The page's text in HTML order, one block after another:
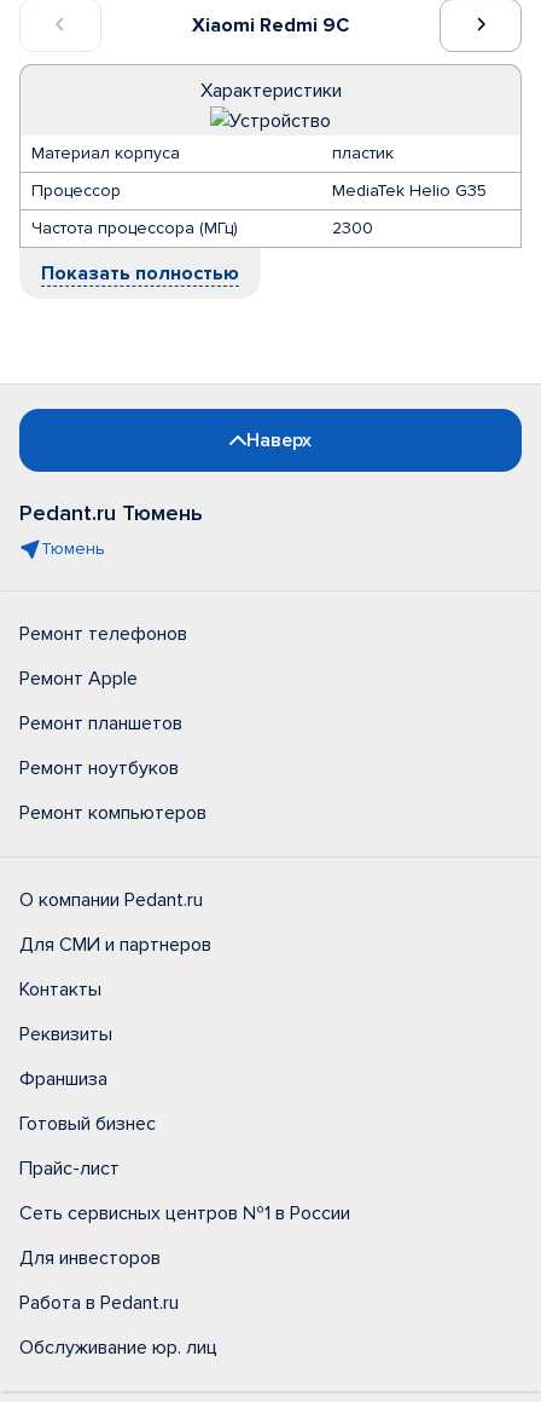
Xiaomi Redmi 9C
Характеристики
Материал корпуса
пластик
Процессор
MediaTek Helio G35
Частота процессора (МГц)
2300
Показать полностью
Наверх
Pedant.ru Тюмень
Тюмень
Ремонт телефонов
Ремонт Apple
Ремонт планшетов
Ремонт ноутбуков
Ремонт компьютеров
О компании Pedant.ru
Для СМИ и партнеров
Контакты
Реквизиты
Франшиза
Готовый бизнес
Прайс-лист
Сеть сервисных центров №1 в России
Для инвесторов
Работа в Pedant.ru
Обслуживание юр. лиц